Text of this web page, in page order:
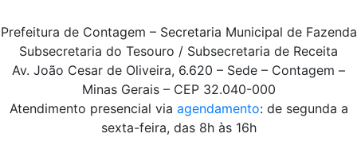
Prefeitura de Contagem – Secretaria Municipal de Fazenda
Subsecretaria do Tesouro / Subsecretaria de Receita
Av. João Cesar de Oliveira, 6.620 – Sede – Contagem –
Minas Gerais – CEP 32.040-000
Atendimento presencial via agendamento: de segunda a
sexta-feira, das 8h às 16h